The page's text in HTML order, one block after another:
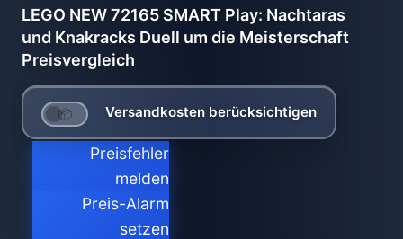
LEGO NEW 72165 SMART Play: Nachtaras
und Knakracks Duell um die Meisterschaft
Preisvergleich
Versandkosten berücksichtigen
Preisfehler
melden
Preis-Alarm
setzen